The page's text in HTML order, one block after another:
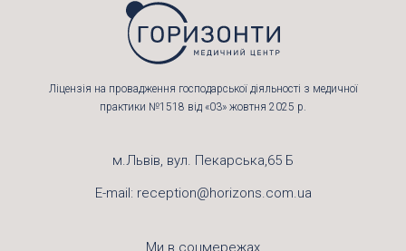
Ліцензія на провадження господарської діяльності з медичної
практики №1518 від «03» жовтня 2025 р.
м.Львів, вул. Пекарська,65 Б
E-mail: reception@horizons.com.ua
Ми в соцмережах